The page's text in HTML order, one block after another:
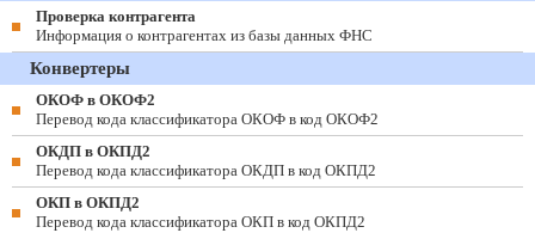
Проверка контрагента
Информация о контрагентах из базы данных ФНС
Конвертеры
ОКОФ в ОКОФ2
Перевод кода классификатора ОКОФ в код ОКОФ2
ОКДП в ОКПД2
Перевод кода классификатора ОКДП в код ОКПД2
ОКП в ОКПД2
Перевод кода классификатора ОКП в код ОКПД2